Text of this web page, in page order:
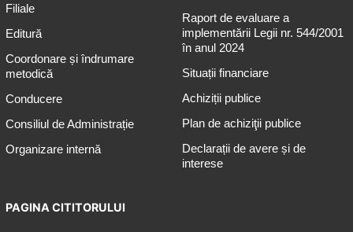
Filiale
Editură
Coordonare și îndrumare
metodică
Conducere
Consiliul de Administrație
Organizare internă
Raport de evaluare a
implementării Legii nr. 544/2001
în anul 2024
Situații financiare
Achiziții publice
Plan de achiziţii publice
Declarații de avere și de
interese
PAGINA CITITORULUI